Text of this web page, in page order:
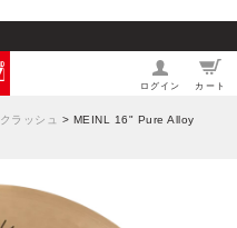
ログイン カート
クラッシュ
> MEINL 16" Pure Alloy